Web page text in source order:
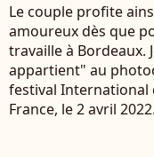
Le couple profite
amoureux dès que
travaille à Bordeaux.
appartient" au
festival International
France, le 2 avril